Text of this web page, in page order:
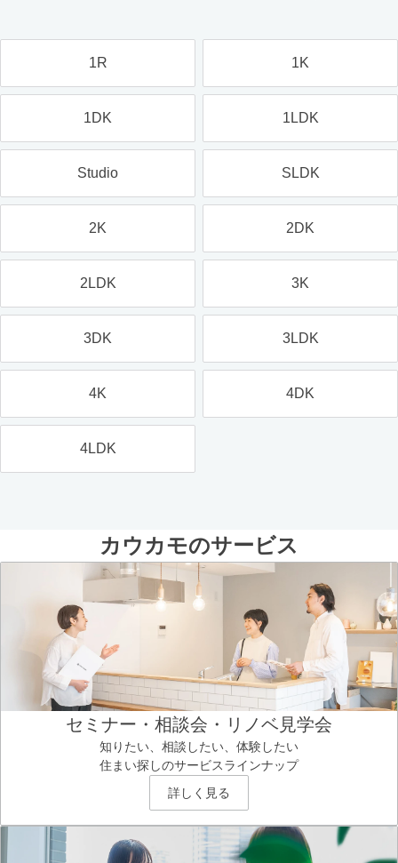
1R 1K
1DK 1LDK
Studio SLDK
2K 2DK
2LDK 3K
3DK 3LDK
4K 4DK
4LDK
カウカモのサービス
セミナー・相談会・リノベ見学会
知りたい、相談したい、体験したい
住まい探しのサービスラインナップ
詳しく見る